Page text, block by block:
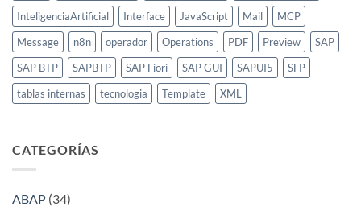
InteligenciaArtificial
Interface JavaScript Mail
MCP
Message
n8n operador Operations PDF Preview
SAP
SAP BTP
SAPBTP SAP Fiori SAP GUI SAPUI5
SFP
tablas internas
tecnologia Template XML
CATEGORÍAS
ABAP (34)